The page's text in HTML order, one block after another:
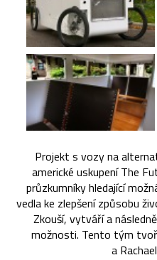
Projekt s vozy na
americké uskupení The
průzkumníky hledající
vedla ke zlepšení způsobu
Zkouší, vytváří a
možnosti. Tento tým
a